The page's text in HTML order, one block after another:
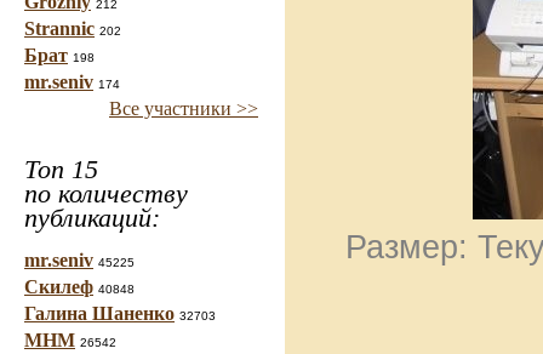
212
Strannic 202
Брат 198
mr.seniv 174
Все участники >>
Топ 15
по количеству
публикаций:
mr.seniv 45225
Скилеф 40848
Галина Шаненко 32703
МНМ 26542
Размер: